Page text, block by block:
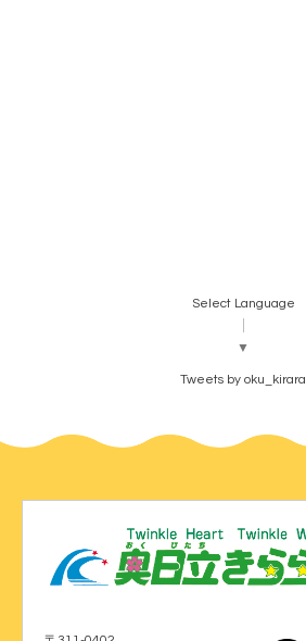
Select Language
▼
Tweets by oku_kirara